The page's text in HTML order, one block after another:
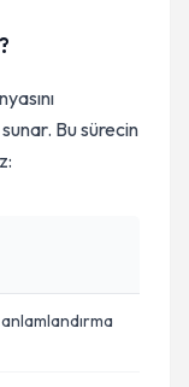
Bu sürecin